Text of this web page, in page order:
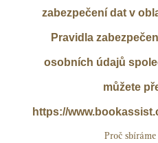
zabezpečení dat v
Pravidla
osobních údajů
můžete
https://
Proč